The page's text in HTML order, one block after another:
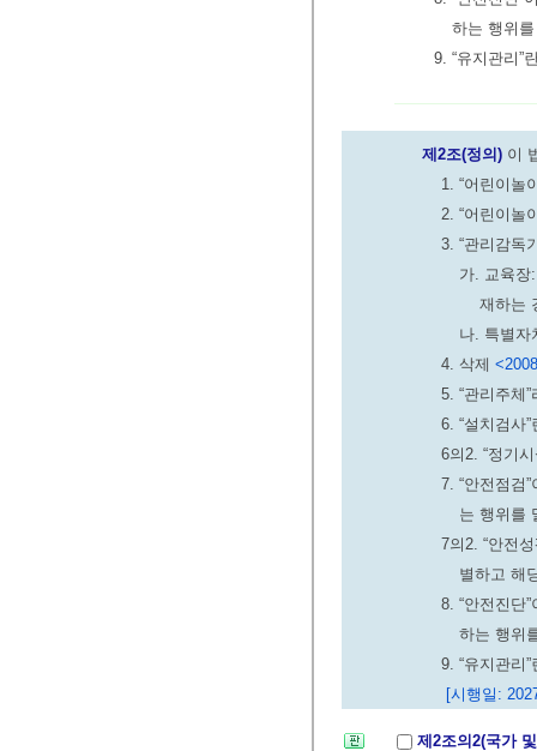
하는 행위
9. “유지관리”
제2조(정의) 이
1. “어린이놀
2. “어린이놀
3. “관리감독
가. 교육장
재하는
나. 특별자
4. 삭제
5. “관리주체
6. “설치검사
6의2. “정기
7. “안전점검
는 행위를
7의2. “안전
별하고 해
8. “안전진단
하는 행위
9. “유지관리
[시행일:
제2조의2(국가